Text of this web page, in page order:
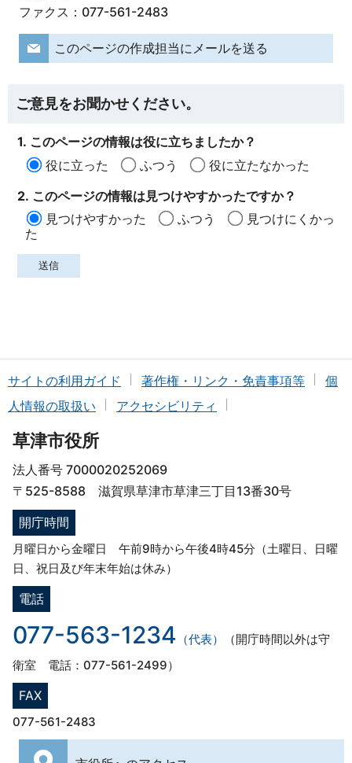
ファクス：077-561-2483
このページの作成担当にメールを送る
ご意見をお聞かせください。
1. このページの情報は役に立ちましたか？
役に立った
ふつう
役に立たなかった
2. このページの情報は見つけやすかったですか？
見つけやすかった
ふつう
見つけにくかっ
た
サイトの利用ガイド 著作権・リンク・免責事項等
個
人情報の取扱い
アクセシビリティ
草津市役所
法人番号 7000020252069
〒525-8588 滋賀県草津市草津三丁目13番30号
開庁時間
月曜日から金曜日 午前9時から午後4時45分（土曜日、日曜
日、祝日及び年末年始は休み）
電話
077-563-1234 （代表）
（開庁時間以外は守
衛室 電話：077-561-2499）
FAX
077-561-2483